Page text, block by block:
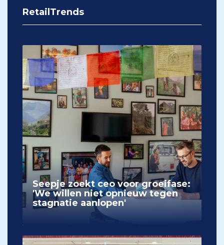
RetailTrends
Seepje zoekt ceo voor groeifase:
'We willen niet opnieuw tegen
stagnatie aanlopen'